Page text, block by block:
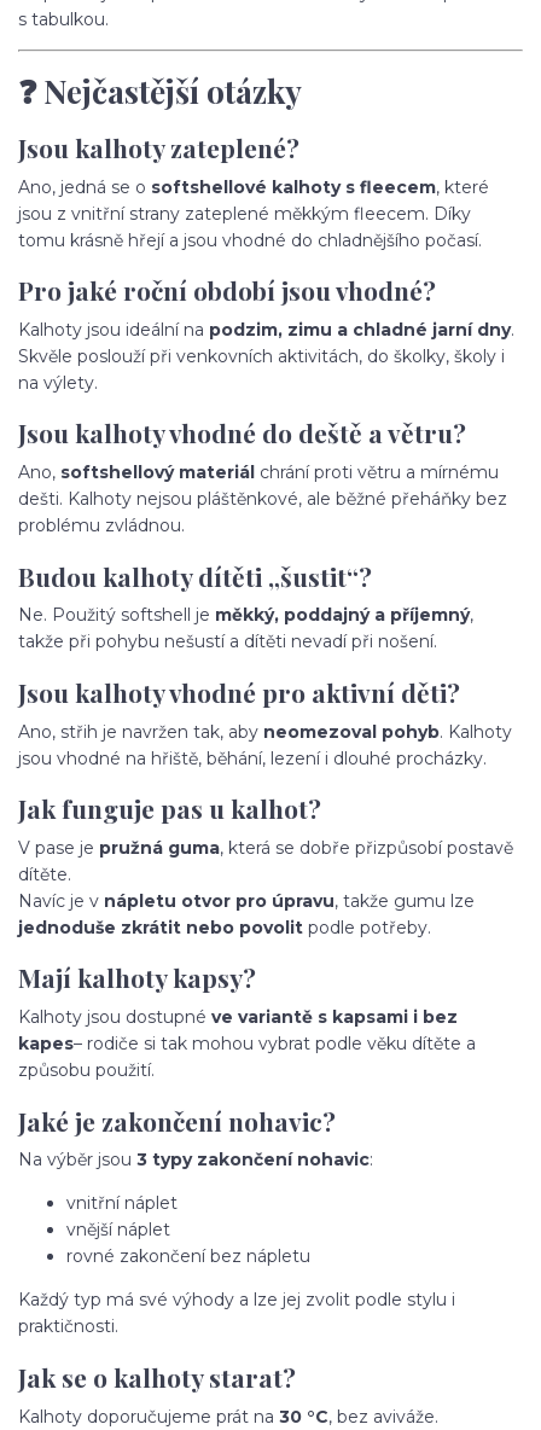
s tabulkou.
❓ Nejčastější otázky
Jsou kalhoty zateplené?
Ano, jedná se o softshellové kalhoty s fleecem, které
jsou z vnitřní strany zateplené měkkým fleecem. Díky
tomu krásně hřejí a jsou vhodné do chladnějšího počasí.
Pro jaké roční období jsou vhodné?
Kalhoty jsou ideální na podzim, zimu a chladné jarní dny.
Skvěle poslouží při venkovních aktivitách, do školky, školy i
na výlety.
Jsou kalhoty vhodné do deště a větru?
Ano, softshellový materiál chrání proti větru a mírnému
dešti. Kalhoty nejsou pláštěnkové, ale běžné přeháňky bez
problému zvládnou.
Budou kalhoty dítěti „šustit“?
Ne. Použitý softshell je měkký, poddajný a příjemný,
takže při pohybu nešustí a dítěti nevadí při nošení.
Jsou kalhoty vhodné pro aktivní děti?
Ano, střih je navržen tak, aby neomezoval pohyb. Kalhoty
jsou vhodné na hřiště, běhání, lezení i dlouhé procházky.
Jak funguje pas u kalhot?
V pase je pružná guma, která se dobře přizpůsobí postavě
dítěte.
Navíc je v nápletu otvor pro úpravu, takže gumu lze
jednoduše zkrátit nebo povolit podle potřeby.
Mají kalhoty kapsy?
Kalhoty jsou dostupné ve variantě s kapsami i bez
kapes– rodiče si tak mohou vybrat podle věku dítěte a
způsobu použití.
Jaké je zakončení nohavic?
Na výběr jsou 3 typy zakončení nohavic:
vnitřní náplet
vnější náplet
rovné zakončení bez nápletu
Každý typ má své výhody a lze jej zvolit podle stylu i
praktičnosti.
Jak se o kalhoty starat?
Kalhoty doporučujeme prát na 30 °C, bez aviváže.